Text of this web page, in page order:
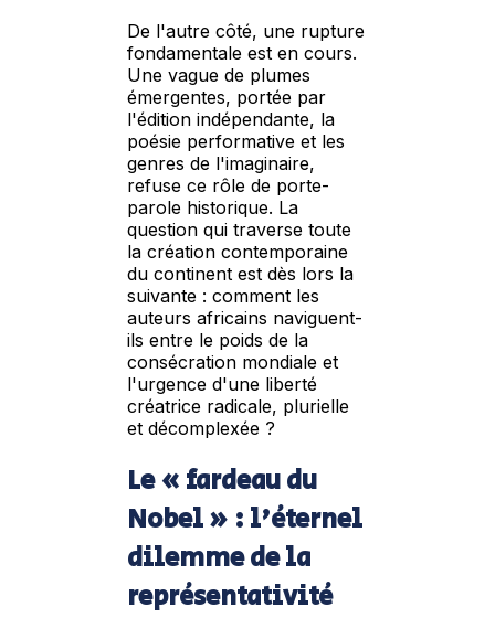
De l'autre côté, une rupture
fondamentale est en cours.
Une vague de plumes
émergentes, portée par
l'édition indépendante, la
poésie performative et les
genres de l'imaginaire,
refuse ce rôle de porte-
parole historique. La
question qui traverse toute
la création contemporaine
du continent est dès lors la
suivante : comment les
auteurs africains naviguent-
ils entre le poids de la
consécration mondiale et
l'urgence d'une liberté
créatrice radicale, plurielle
et décomplexée ?
Le « fardeau du
Nobel » : l'éternel
dilemme de la
représentativité